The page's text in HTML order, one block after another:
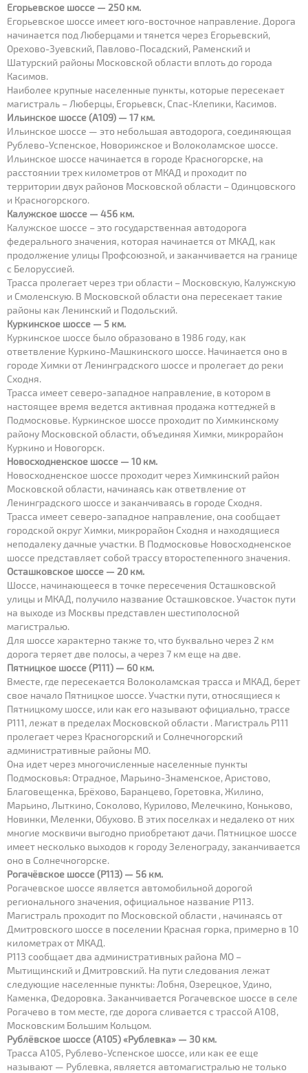
Егорьевское шоссе — 250 км.
Егорьевское шоссе имеет юго-восточное направление. Дорога
начинается под Люберцами и тянется через Егорьевский,
Орехово-Зуевский, Павлово-Посадский, Раменский и
Шатурский районы Московской области вплоть до города
Касимов.
Наиболее крупные населенные пункты, которые пересекает
магистраль – Люберцы, Егорьевск, Спас-Клепики, Касимов.
Ильинское шоссе (А109) — 17 км.
Ильинское шоссе — это небольшая автодорога, соединяющая
Рублево-Успенское, Новорижское и Волоколамское шоссе.
Ильинское шоссе начинается в городе Красногорске, на
расстоянии трех километров от МКАД и проходит по
территории двух районов Московской области – Одинцовского
и Красногорского.
Калужское шоссе — 456 км.
Калужское шоссе – это государственная автодорога
федерального значения, которая начинается от МКАД, как
продолжение улицы Профсоюзной, и заканчивается на границе
с Белоруссией.
Трасса пролегает через три области – Московскую, Калужскую
и Смоленскую. В Московской области она пересекает такие
районы как Ленинский и Подольский.
Куркинское шоссе — 5 км.
Куркинское шоссе было образовано в 1986 году, как
ответвление Куркино-Машкинского шоссе. Начинается оно в
городе Химки от Ленинградского шоссе и пролегает до реки
Сходня.
Трасса имеет северо-западное направление, в котором в
настоящее время ведется активная продажа коттеджей в
Подмосковье. Куркинское шоссе проходит по Химкинскому
району Московской области, объединяя Химки, микрорайон
Куркино и Новогорск.
Новосходненское шоссе — 10 км.
Новосходненское шоссе проходит через Химкинский район
Московской области, начинаясь как ответвление от
Ленинградского шоссе и заканчиваясь в городе Сходня.
Трасса имеет северо-западное направление, она сообщает
городской округ Химки, микрорайон Сходня и находящиеся
неподалеку дачные участки. В Подмосковье Новосходненское
шоссе представляет собой трассу второстепенного значения.
Осташковское шоссе — 20 км.
Шоссе, начинающееся в точке пересечения Осташковской
улицы и МКАД, получило название Осташковское. Участок пути
на выходе из Москвы представлен шестиполосной
магистралью.
Для шоссе характерно также то, что буквально через 2 км
дорога теряет две полосы, а через 7 км еще на две.
Пятницкое шоссе (Р111) — 60 км.
Вместе, где пересекается Волоколамская трасса и МКАД, берет
свое начало Пятницкое шоссе. Участки пути, относящиеся к
Пятницкому шоссе, или как его называют официально, трассе
Р111, лежат в пределах Московской области . Магистраль Р111
пролегает через Красногорский и Солнечногорский
административные районы МО.
Она идет через многочисленные населенные пункты
Подмосковья: Отрадное, Марьино-Знаменское, Аристово,
Благовещенка, Брёхово, Баранцево, Горетовка, Жилино,
Марьино, Лыткино, Соколово, Курилово, Мелечкино, Коньково,
Новинки, Меленки, Обухово. В этих поселках и недалеко от них
многие москвичи выгодно приобретают дачи. Пятницкое шоссе
имеет несколько выходов к городу Зеленограду, заканчивается
оно в Солнечногорске.
Рогачёвское шоссе (Р113) — 56 км.
Рогачевское шоссе является автомобильной дорогой
регионального значения, официальное название Р113.
Магистраль проходит по Московской области , начинаясь от
Дмитровского шоссе в поселении Красная горка, примерно в 10
километрах от МКАД.
Р113 сообщает два административных района МО –
Мытищинский и Дмитровский. На пути следования лежат
следующие населенные пункты: Лобня, Озерецкое, Удино,
Каменка, Федоровка. Заканчивается Рогачевское шоссе в селе
Рогачево в том месте, где дорога сливается с трассой А108,
Московским Большим Кольцом.
Рублёвское шоссе (А105) «Рублевка» — 30 км.
Трасса А105, Рублево-Успенское шоссе, или как ее еще
называют — Рублевка, является автомагистралью не только